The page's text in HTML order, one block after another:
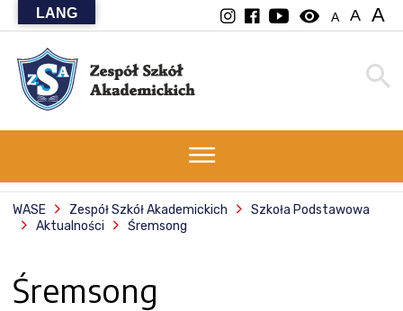
visibility A A A
WASE Zespół Szkół Akademickich
Szkoła Podstawowa
Aktualności
Śremsong
Śremsong
LANG